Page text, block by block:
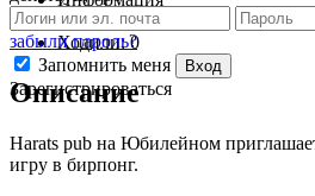
забыли пароль?
Запомнить меня
Вход
Зарегистрироваться
О событии пишут
Ходили:0
Описание
Harats pub на Юбилейном
игру в бирпонг.